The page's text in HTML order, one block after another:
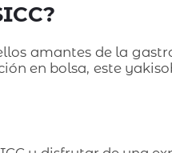
amantes de la
en bolsa, este